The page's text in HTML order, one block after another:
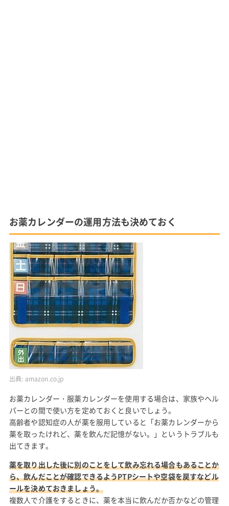
お薬カレンダーの運用方法も決めておく
出典: amazon.co.jp
お薬カレンダー・服薬カレンダーを使用する場合は、家族やヘル
パーとの間で使い方を定めておくと良いでしょう。
高齢者や認知症の人が薬を服用していると「お薬カレンダーから
薬を取ったけれど、薬を飲んだ記憶がない。」というトラブルも
出てきます。
薬を取り出した後に別のことをして飲み忘れる場合もあることか
ら、飲んだことが確認できるようPTPシートや空袋を戻すなどル
ールを決めておきましょう。
複数人で介護をするときに、薬を本当に飲んだか否かなどの管理